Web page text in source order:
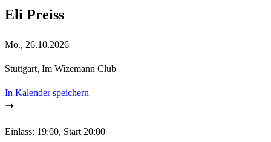
Eli Preiss
Mo., 26.10.2026
Stuttgart, Im Wizemann Club
In Kalender speichern
Einlass: 19:00, Start 20:00